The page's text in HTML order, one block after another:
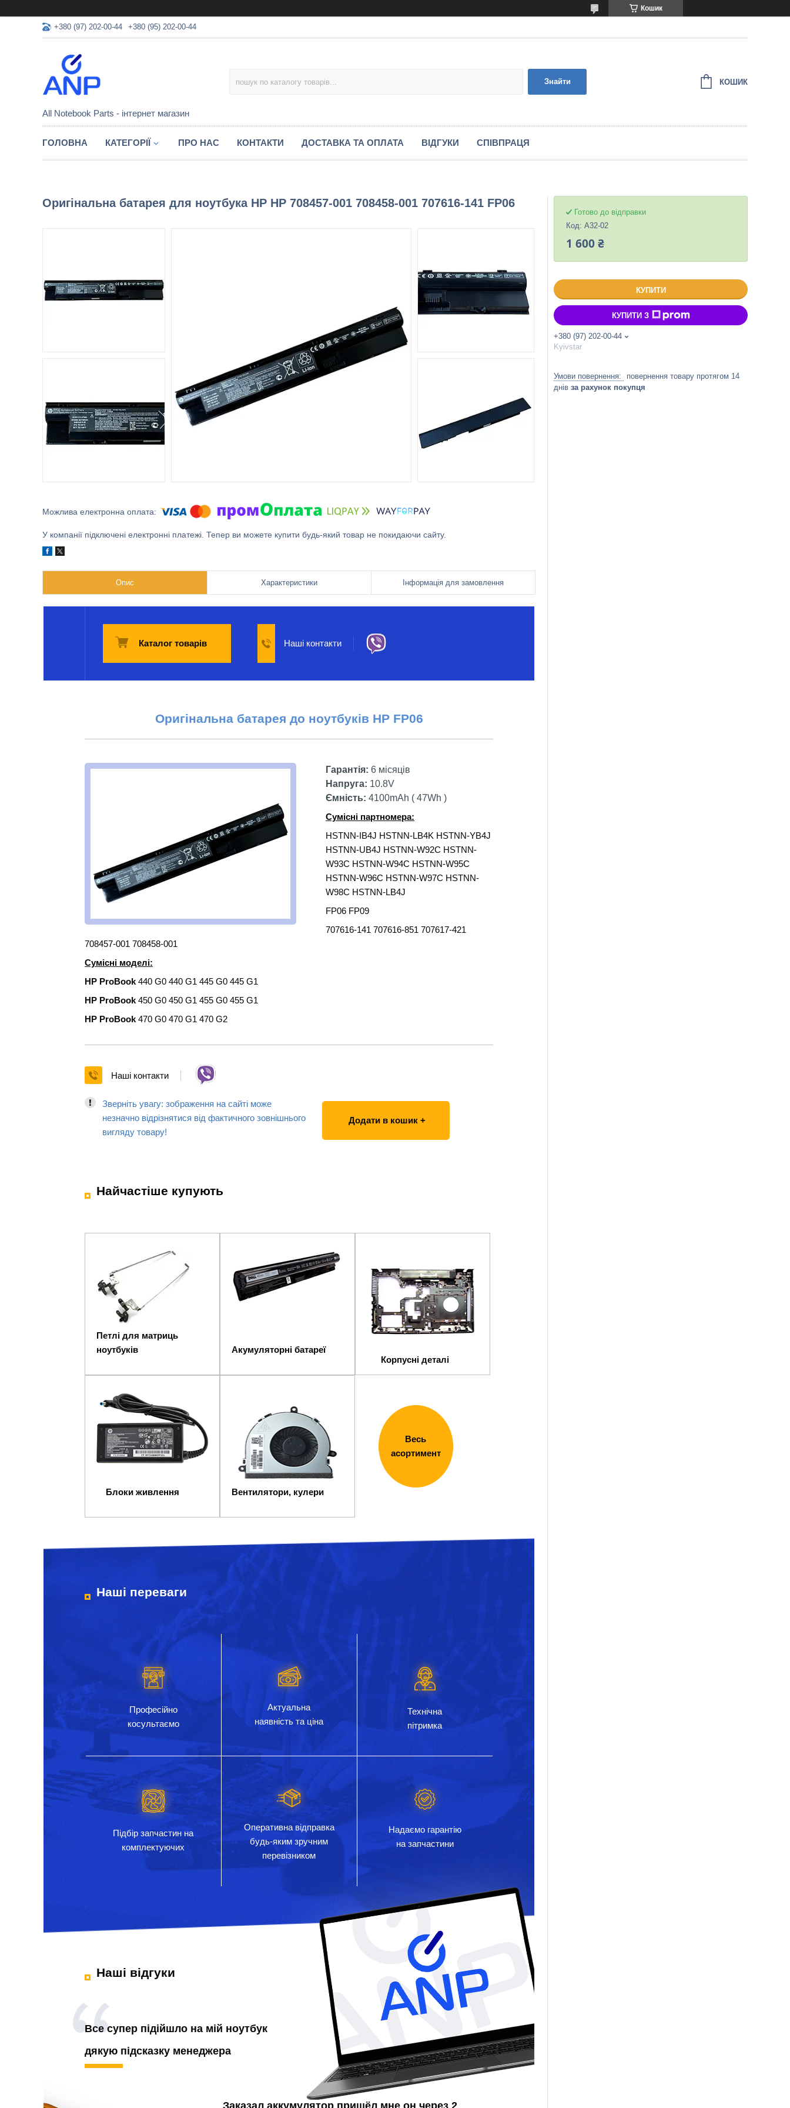
Кошик
+380 (97) 202-00-44 +380 (95) 202-00-44
All Notebook Parts - інтернет магазин
Знайти КОШИК
ГОЛОВНА КАТЕГОРІЇ ПРО НАС КОНТАКТИ ДОСТАВКА ТА ОПЛАТА ВІДГУКИ СПІВПРАЦЯ
Оригінальна батарея для ноутбука HP HP 708457-001 708458-001 707616-141 FP06
У компанії підключені електронні платежі. Тепер ви можете купити будь-який товар не покидаючи сайту.
Опис Характеристики Інформація для замовлення
Каталог товарів Наші контакти
Оригінальна батарея до ноутбуків HP FP06
Гарантія: 6 місяців
Напруга: 10.8V
Ємність: 4100mAh ( 47Wh )
Сумісні партномера:
HSTNN-IB4J HSTNN-LB4K HSTNN-YB4J
HSTNN-UB4J HSTNN-W92C HSTNN-
W93C HSTNN-W94C HSTNN-W95C
HSTNN-W96C HSTNN-W97C HSTNN-
W98C HSTNN-LB4J
FP06 FP09
707616-141 707616-851 707617-421
708457-001 708458-001
Сумісні моделі:
HP ProBook 440 G0 440 G1 445 G0 445 G1
HP ProBook 450 G0 450 G1 455 G0 455 G1
HP ProBook 470 G0 470 G1 470 G2
Наші контакти
Зверніть увагу: зображення на сайті може
незначно відрізнятися від фактичного зовнішнього
вигляду товару!
Додати в кошик +
Найчастіше купують
Петлі для матриць
ноутбуків
Акумуляторні батареї
Корпусні деталі
Блоки живлення Вентилятори, кулери
Весь
асортимент
Наші переваги
Професійно
косультаємо
Актуальна
наявність та ціна
Технічна
пітримка
Підбір запчастин на
комплектуючих
Оперативна відправка
будь-яким зручним
перевізником
Надаємо гарантію
на запчастини
Наші відгуки
Все супер підійшло на мій ноутбук
дякую підсказку менеджера
Готово до відправки
Код: A32-02
1 600 ₴
КУПИТИ
КУПИТИ З
+380 (97) 202-00-44
Kyivstar
повернення товару протягом 14
днів за рахунок покупця